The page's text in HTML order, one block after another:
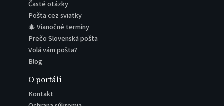
Časté otázky
Pošta cez sviatky
🎄 Vianočné termíny
Prečo Slovenská pošta
Volá vám pošta?
Blog
O portáli
Kontakt